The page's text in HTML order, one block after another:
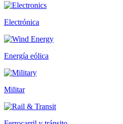
Electrónica
Energía eólica
Militar